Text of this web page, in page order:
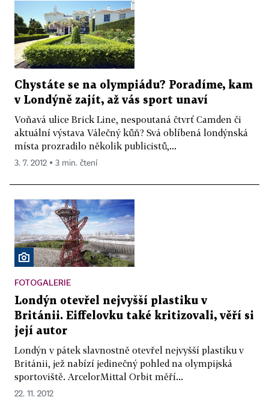
Chystáte se na olympiádu? Poradíme, kam
v Londýně zajít, až vás sport unaví
Voňavá ulice Brick Line, nespoutaná čtvrť Camden či
aktuální výstava Válečný kůň? Svá oblíbená londýnská
místa prozradilo několik publicistů,...
3. 7. 2012 ▪ 3 min. čtení
FOTOGALERIE
Londýn otevřel nejvyšší plastiku v
Británii. Eiffelovku také kritizovali, věří si
její autor
Londýn v pátek slavnostně otevřel nejvyšší plastiku v
Británii, jež nabízí jedinečný pohled na olympijská
sportoviště. ArcelorMittal Orbit měří...
22. 11. 2012